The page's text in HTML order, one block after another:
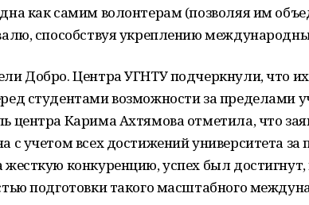
как самим волонтерам (позволяя им
способствуя укреплению
Добро. Центра УГНТУ подчеркнули, что
студентами возможности за пределами
центра Карима Ахтямова отметила, что
с учетом всех достижений университета за
конкуренцию, успех был достигнут,
подготовки такого масштабного